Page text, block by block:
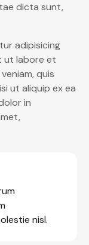
dicta sunt,
adipisicing
ut labore et
quis
ut aliquip ex ea
in
nisl.